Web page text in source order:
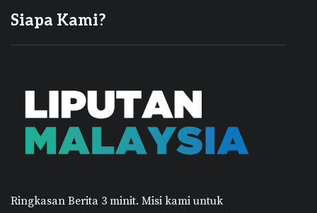
Siapa Kami?
Ringkasan Berita 3 minit. Misi kami untuk